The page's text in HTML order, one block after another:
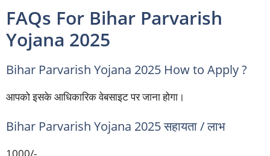
FAQs For Bihar Parvarish
Yojana 2025
Bihar Parvarish Yojana 2025 How to Apply ?
आपको इसके आधिकारिक वेबसाइट पर जाना होगा।
Bihar Parvarish Yojana 2025 सहायता / लाभ